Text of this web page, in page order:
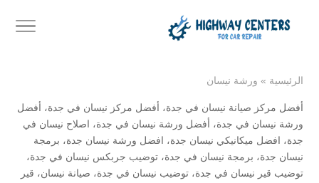
الرئيسية » ورشة نيسان
أفضل مركز صيانة نيسان في جدة، أفضل مركز نيسان في جدة، أفضل
ورشة نيسان في جدة، أفضل ورشة نيسان في جدة، اصلاح نيسان في
جدة، افضل ميكانيكي نيسان جدة، افضل ورشة نيسان جدة، برمجة
نيسان جدة، برمجة نيسان في جدة، توضيب جربكس نيسان في جدة،
توضيب قير نيسان في جدة، توضيب نيسان في جدة، صيانة نيسان، قير